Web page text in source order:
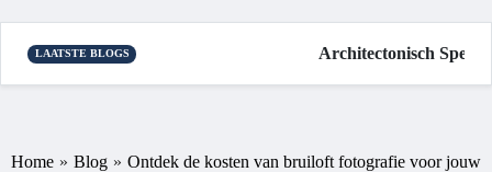
LAATSTE BLOGS Architectonisch
Home » Blog » Ontdek de kosten van bruiloft fotografie voor jouw